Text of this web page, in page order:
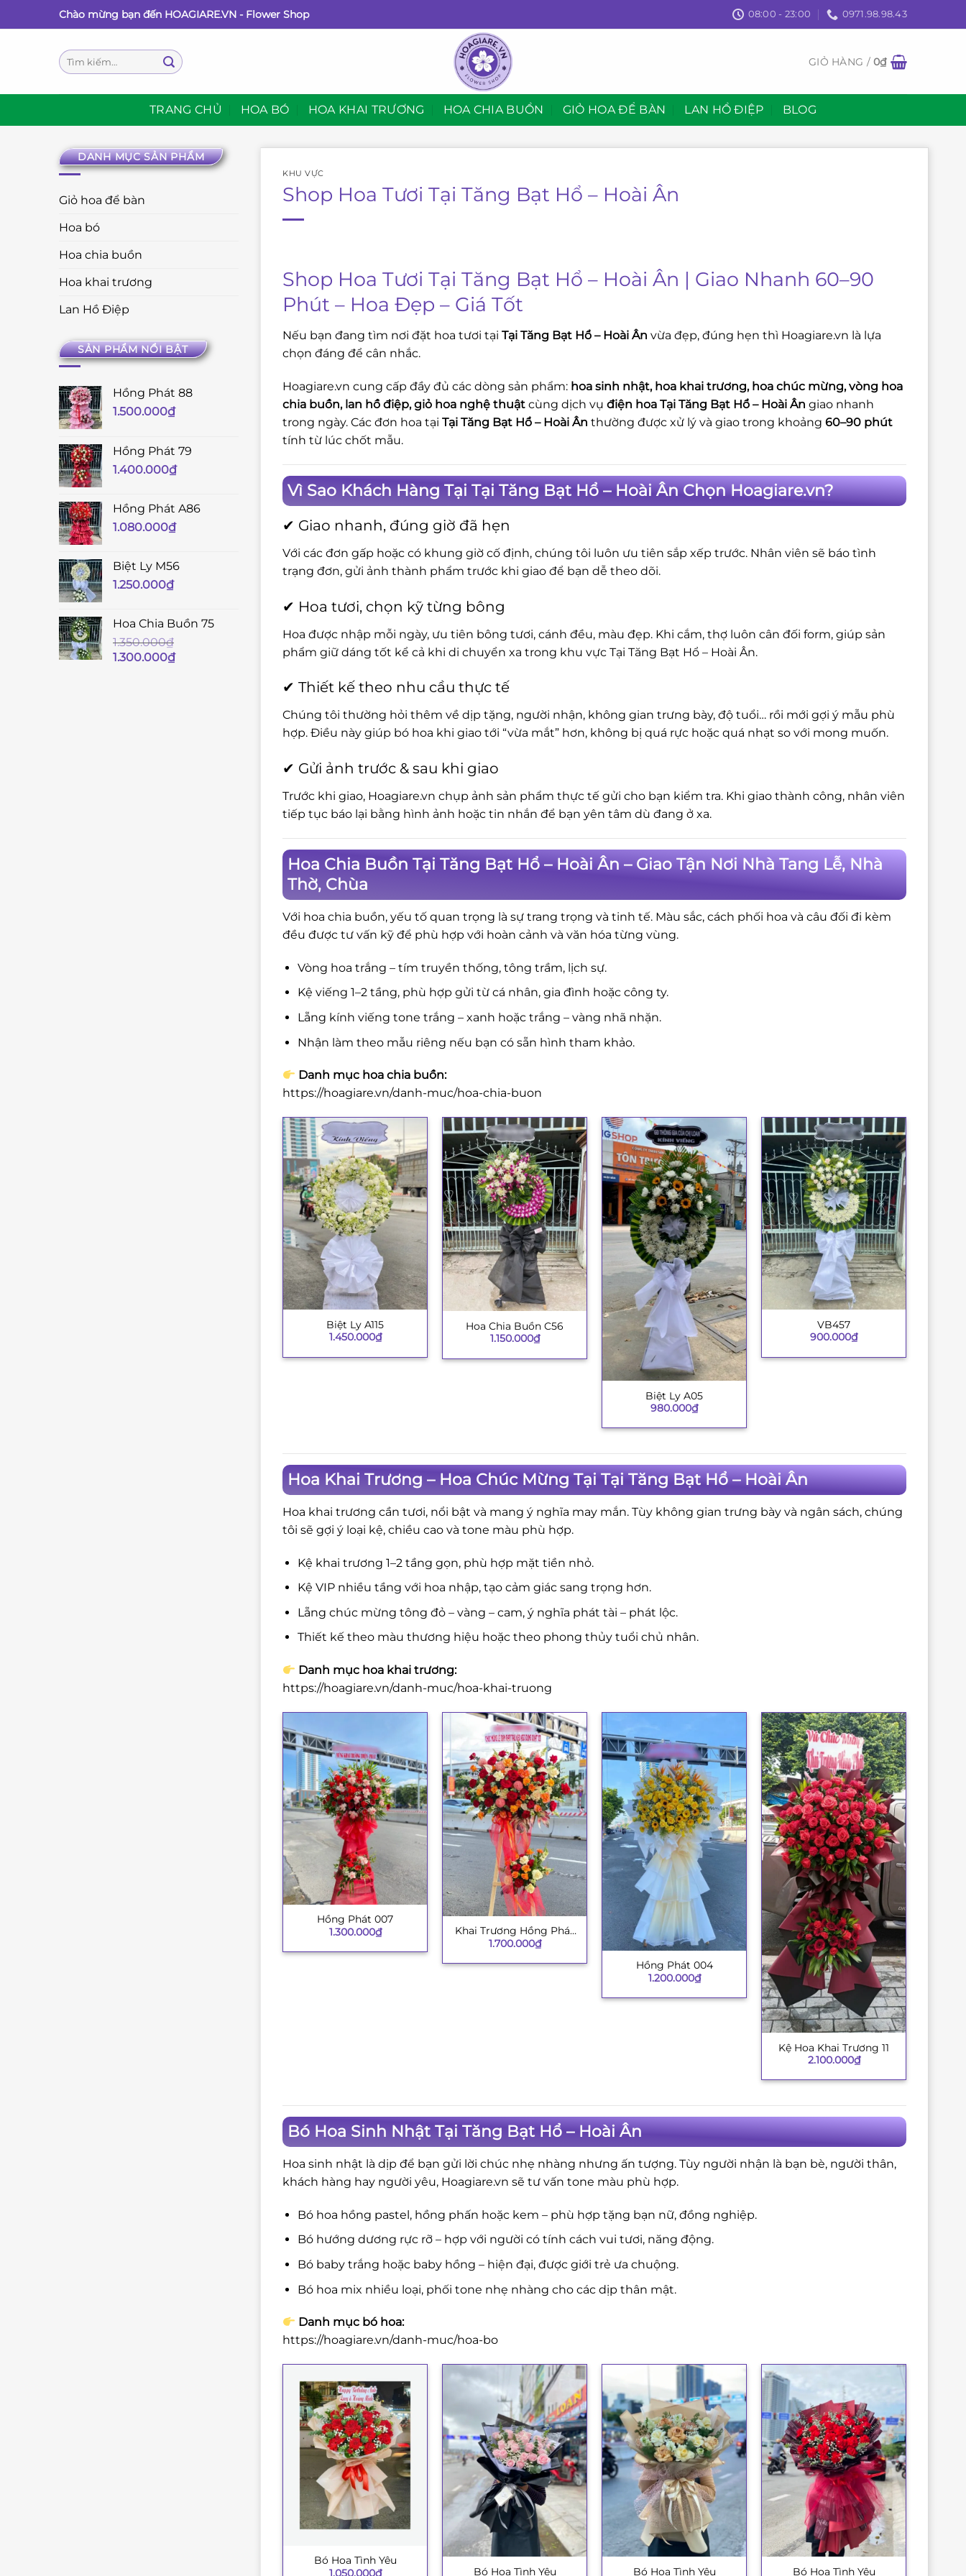
qua
Chào mừng bạn đến HOAGIARE.VN - Flower Shop 08:00 - 23:00 0971.98.98.43
Tìm
kiếm:
GIỎ HÀNG /0₫
TRANG CHỦ HOA BÓ HOA KHAI TRƯƠNG HOA CHIA BUỒN GIỎ HOA ĐỂ BÀN LAN HỒ ĐIỆP BLOG
DANH MỤC SẢN PHẨM
Giỏ hoa để bàn
Hoa bó
Hoa chia buồn
Hoa khai trương
Lan Hồ Điệp
SẢN PHẨM NỔI BẬT
Hồng Phát 88
1.500.000₫
Hồng Phát 79
1.400.000₫
Hồng Phát A86
1.080.000₫
Biệt Ly M56
1.250.000₫
Hoa Chia Buồn 75
1.350.000₫
Giá
1.300.000₫Giá
KHU VỰC
Shop Hoa Tươi Tại Tăng Bạt Hổ – Hoài Ân
Shop Hoa Tươi Tại Tăng Bạt Hổ – Hoài Ân | Giao Nhanh 60–90
Phút – Hoa Đẹp – Giá Tốt
Nếu bạn đang tìm nơi đặt hoa tươi tại Tại Tăng Bạt Hổ – Hoài Ân vừa đẹp, đúng hẹn thì Hoagiare.vn là lựa
chọn đáng để cân nhắc.
Hoagiare.vn cung cấp đầy đủ các dòng sản phẩm: hoa sinh nhật, hoa khai trương, hoa chúc mừng, vòng hoa
chia buồn, lan hồ điệp, giỏ hoa nghệ thuật cùng dịch vụ điện hoa Tại Tăng Bạt Hổ – Hoài Ân giao nhanh
trong ngày. Các đơn hoa tại Tại Tăng Bạt Hổ – Hoài Ân thường được xử lý và giao trong khoảng 60–90 phút
tính từ lúc chốt mẫu.
Vì Sao Khách Hàng Tại Tại Tăng Bạt Hổ – Hoài Ân Chọn Hoagiare.vn?
✔ Giao nhanh, đúng giờ đã hẹn
Với các đơn gấp hoặc có khung giờ cố định, chúng tôi luôn ưu tiên sắp xếp trước. Nhân viên sẽ báo tình
trạng đơn, gửi ảnh thành phẩm trước khi giao để bạn dễ theo dõi.
✔ Hoa tươi, chọn kỹ từng bông
Hoa được nhập mỗi ngày, ưu tiên bông tươi, cánh đều, màu đẹp. Khi cắm, thợ luôn cân đối form, giúp sản
phẩm giữ dáng tốt kể cả khi di chuyển xa trong khu vực Tại Tăng Bạt Hổ – Hoài Ân.
✔ Thiết kế theo nhu cầu thực tế
Chúng tôi thường hỏi thêm về dịp tặng, người nhận, không gian trưng bày, độ tuổi… rồi mới gợi ý mẫu phù
hợp. Điều này giúp bó hoa khi giao tới “vừa mắt” hơn, không bị quá rực hoặc quá nhạt so với mong muốn.
✔ Gửi ảnh trước & sau khi giao
Trước khi giao, Hoagiare.vn chụp ảnh sản phẩm thực tế gửi cho bạn kiểm tra. Khi giao thành công, nhân viên
tiếp tục báo lại bằng hình ảnh hoặc tin nhắn để bạn yên tâm dù đang ở xa.
Hoa Chia Buồn Tại Tăng Bạt Hổ – Hoài Ân – Giao Tận Nơi Nhà Tang Lễ, Nhà
Thờ, Chùa
Với hoa chia buồn, yếu tố quan trọng là sự trang trọng và tinh tế. Màu sắc, cách phối hoa và câu đối đi kèm
đều được tư vấn kỹ để phù hợp với hoàn cảnh và văn hóa từng vùng.
Vòng hoa trắng – tím truyền thống, tông trầm, lịch sự.
Kệ viếng 1–2 tầng, phù hợp gửi từ cá nhân, gia đình hoặc công ty.
Lẵng kính viếng tone trắng – xanh hoặc trắng – vàng nhã nhặn.
Nhận làm theo mẫu riêng nếu bạn có sẵn hình tham khảo.
Danh mục hoa chia buồn:
https://hoagiare.vn/danh-muc/hoa-chia-buon
Biệt Ly A115
1.450.000₫
Hoa Chia Buồn C56
1.150.000₫
Biệt Ly A05
980.000₫
VB457
900.000₫
Hoa Khai Trương – Hoa Chúc Mừng Tại Tại Tăng Bạt Hổ – Hoài Ân
Hoa khai trương cần tươi, nổi bật và mang ý nghĩa may mắn. Tùy không gian trưng bày và ngân sách, chúng
tôi sẽ gợi ý loại kệ, chiều cao và tone màu phù hợp.
Kệ khai trương 1–2 tầng gọn, phù hợp mặt tiền nhỏ.
Kệ VIP nhiều tầng với hoa nhập, tạo cảm giác sang trọng hơn.
Lẵng chúc mừng tông đỏ – vàng – cam, ý nghĩa phát tài – phát lộc.
Thiết kế theo màu thương hiệu hoặc theo phong thủy tuổi chủ nhân.
Danh mục hoa khai trương:
https://hoagiare.vn/danh-muc/hoa-khai-truong
Hồng Phát 007
1.300.000₫ +
Khai Trương Hồng Phát
234
1.700.000₫
Hồng Phát 004
1.200.000₫
+
Kệ Hoa Khai Trương 11
2.100.000₫
Bó Hoa Sinh Nhật Tại Tăng Bạt Hổ – Hoài Ân
Hoa sinh nhật là dịp để bạn gửi lời chúc nhẹ nhàng nhưng ấn tượng. Tùy người nhận là bạn bè, người thân,
khách hàng hay người yêu, Hoagiare.vn sẽ tư vấn tone màu phù hợp.
Bó hoa hồng pastel, hồng phấn hoặc kem – phù hợp tặng bạn nữ, đồng nghiệp.
Bó hướng dương rực rỡ – hợp với người có tính cách vui tươi, năng động.
Bó baby trắng hoặc baby hồng – hiện đại, được giới trẻ ưa chuộng.
Bó hoa mix nhiều loại, phối tone nhẹ nhàng cho các dịp thân mật.
Danh mục bó hoa:
https://hoagiare.vn/danh-muc/hoa-bo
Bó Hoa Tình Yêu
1.050.000₫ Bó Hoa Tình Yêu Bó Hoa Tình Yêu Bó Hoa Tình Yêu